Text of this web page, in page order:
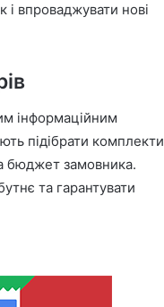
впроваджувати нові
інформаційним
підібрати комплекти
бюджет замовника.
та гарантувати
мерія через суд
дозвіл ДІАМ на
новий корпус
центру UNBROKEN